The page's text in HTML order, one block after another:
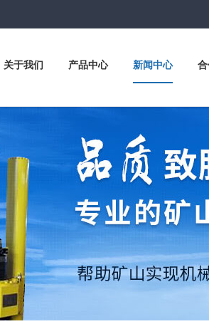
关于我们 产品中心 新闻中心 合